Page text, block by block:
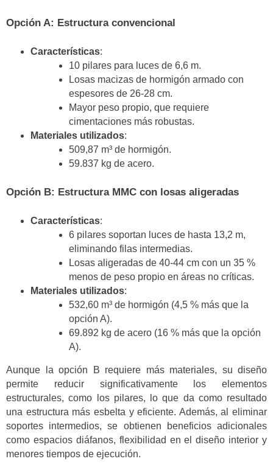
Opción A: Estructura convencional
Características:
10 pilares para luces de 6,6 m.
Losas macizas de hormigón armado con
espesores de 26-28 cm.
Mayor peso propio, que requiere
cimentaciones más robustas.
Materiales utilizados:
509,87 m³ de hormigón.
59.837 kg de acero.
Opción B: Estructura MMC con losas aligeradas
Características:
6 pilares soportan luces de hasta 13,2 m,
eliminando filas intermedias.
Losas aligeradas de 40-44 cm con un 35 %
menos de peso propio en áreas no críticas.
Materiales utilizados:
532,60 m³ de hormigón (4,5 % más que la
opción A).
69.892 kg de acero (16 % más que la opción
A).
Aunque la opción B requiere más materiales, su diseño
permite reducir significativamente los elementos
estructurales, como los pilares, lo que da como resultado
una estructura más esbelta y eficiente. Además, al eliminar
soportes intermedios, se obtienen beneficios adicionales
como espacios diáfanos, flexibilidad en el diseño interior y
menores tiempos de ejecución.